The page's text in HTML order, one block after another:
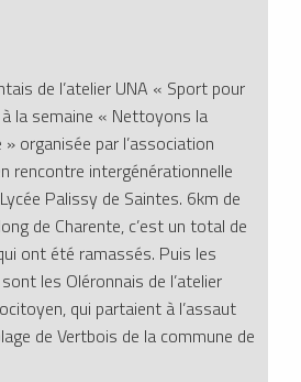
de l’atelier UNA « Sport pour
la semaine « Nettoyons la
organisée par l’association
rencontre intergénérationnelle
Palissy de Saintes. 6km de
de Charente, c’est un total de
ont été ramassés. Puis les
les Oléronnais de l’atelier
qui partaient à l’assaut
de Vertbois de la commune de